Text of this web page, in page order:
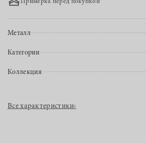
Примерка перед покупкой
Металл
Категории
Коллекция
Все характеристики›